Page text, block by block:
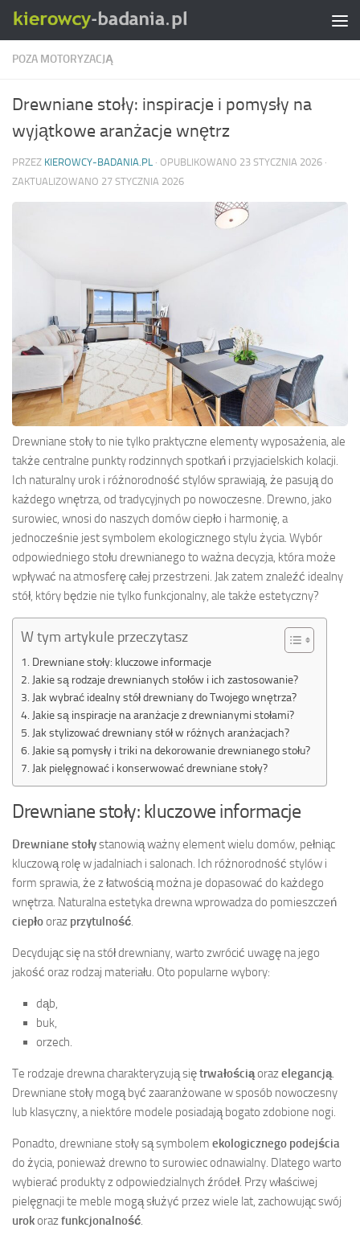
Skip to content
POZA MOTORYZACJĄ
Drewniane stoły: inspiracje i pomysły na
wyjątkowe aranżacje wnętrz
PRZEZ KIEROWCY-BADANIA.PL · OPUBLIKOWANO 23 STYCZNIA 2026 ·
ZAKTUALIZOWANO 27 STYCZNIA 2026
Drewniane stoły to nie tylko praktyczne elementy wyposażenia, ale
także centralne punkty rodzinnych spotkań i przyjacielskich kolacji.
Ich naturalny urok i różnorodność stylów sprawiają, że pasują do
każdego wnętrza, od tradycyjnych po nowoczesne. Drewno, jako
surowiec, wnosi do naszych domów ciepło i harmonię, a
jednocześnie jest symbolem ekologicznego stylu życia. Wybór
odpowiedniego stołu drewnianego to ważna decyzja, która może
wpływać na atmosferę całej przestrzeni. Jak zatem znaleźć idealny
stół, który będzie nie tylko funkcjonalny, ale także estetyczny?
W tym artykule przeczytasz
Drewniane stoły: kluczowe informacje
Jakie są rodzaje drewnianych stołów i ich zastosowanie?
Jak wybrać idealny stół drewniany do Twojego wnętrza?
Jakie są inspiracje na aranżacje z drewnianymi stołami?
Jak stylizować drewniany stół w różnych aranżacjach?
Jakie są pomysły i triki na dekorowanie drewnianego stołu?
Jak pielęgnować i konserwować drewniane stoły?
Drewniane stoły: kluczowe informacje
Drewniane stołystanowią ważny element wielu domów, pełniąc
kluczową rolę w jadalniach i salonach. Ich różnorodność stylów i
form sprawia, że z łatwością można je dopasować do każdego
wnętrza. Naturalna estetyka drewna wprowadza do pomieszczeń
ciepłooraz przytulność.
Decydując się na stół drewniany, warto zwrócić uwagę na jego
jakość oraz rodzaj materiału. Oto popularne wybory:
dąb,
buk,
orzech.
Te rodzaje drewna charakteryzują siętrwałościąorazelegancją.
Drewniane stoły mogą być zaaranżowane w sposób nowoczesny
lub klasyczny, a niektóre modele posiadają bogato zdobione nogi.
Ponadto, drewniane stoły są symbolem ekologicznego podejścia
do życia, ponieważ drewno to surowiec odnawialny. Dlatego warto
wybierać produkty z odpowiedzialnych źródeł. Przy właściwej
pielęgnacji te meble mogą służyć przez wiele lat, zachowując swój
urokorazfunkcjonalność.